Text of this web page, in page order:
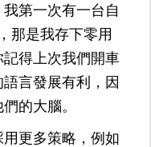
第一次有一台自
那是我存下零用
得上次我們開車
言發展有利，因
的大腦。
更多策略，例如